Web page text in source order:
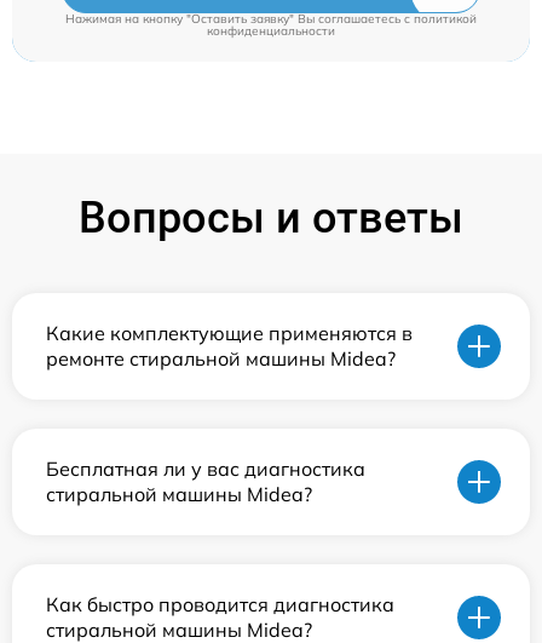
Нажимая на кнопку "Оставить заявку" Вы соглашаетесь cполитикой
конфиденциальности
Вопросы и ответы
Какие комплектующие применяются в
ремонте стиральной машины Midea?
Бесплатная ли у вас диагностика
стиральной машины Midea?
Как быстро проводится диагностика
стиральной машины Midea?